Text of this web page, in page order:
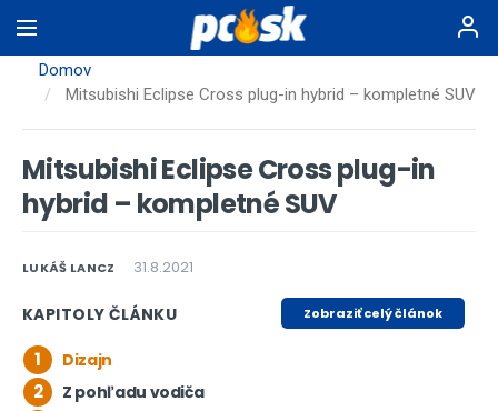
na
hlavnýDomov
Mitsubishi Eclipse Cross plug-in hybrid – kompletné SUV
Mitsubishi Eclipse Cross plug-in
hybrid – kompletné SUV
LUKÁŠ LANCZ 31.8.2021
KAPITOLY ČLÁNKU Zobraziť celý článok
1 Dizajn
2 Z pohľadu vodiča